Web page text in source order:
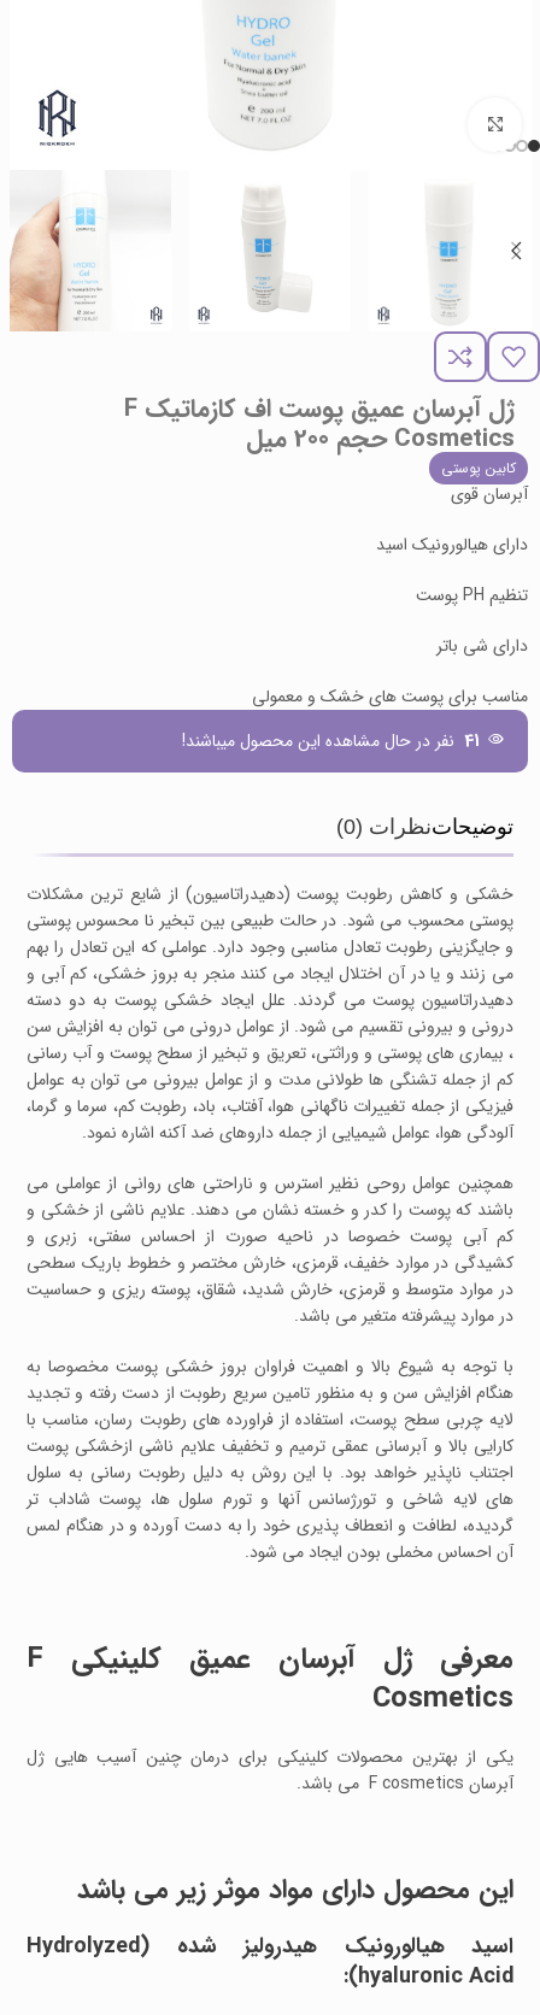
ژل آبرسان عمیق پوست اف کازماتیک F
Cosmetics حجم 200 میل
کابین پوستی
آبرسان قوی
دارای هیالورونیک اسید
تنظیم PH پوست
دارای شی باتر
مناسب برای پوست های خشک و معمولی
41 نفر در حال مشاهده این محصول میباشند!
توضیحاتنظرات (0)
خشکی و کاهش رطوبت پوست (دهیدراتاسیون) از شایع ترین مشکلات
پوستی محسوب می شود. در حالت طبیعی بین تبخیر نا محسوس پوستی
و جایگزینی رطوبت تعادل مناسبی وجود دارد. عواملی که این تعادل را بهم
می زنند و یا در آن اختلال ایجاد می کنند منجر به بروز خشکی، کم آبی و
دهیدراتاسیون پوست می گردند. علل ایجاد خشکی پوست به دو دسته
درونی و بیرونی تقسیم می شود. از عوامل درونی می توان به افزایش سن
، بیماری های پوستی و وراثتی، تعریق و تبخیر از سطح پوست و آب رسانی
کم از جمله تشنگی ها طولانی مدت و از عوامل بیرونی می توان به عوامل
فیزیکی از جمله تغییرات ناگهانی هوا، آفتاب، باد، رطوبت کم، سرما و گرما،
آلودگی هوا، عوامل شیمیایی از جمله داروهای ضد آکنه اشاره نمود.
همچنین عوامل روحی نظیر استرس و ناراحتی های روانی از عواملی می
باشند که پوست را کدر و خسته نشان می دهند. علایم ناشی از خشکی و
کم آبی پوست خصوصا در ناحیه صورت از احساس سفتی، زبری و
کشیدگی در موارد خفیف، قرمزی، خارش مختصر و خطوط باریک سطحی
در موارد متوسط و قرمزی، خارش شدید، شقاق، پوسته ریزی و حساسیت
در موارد پیشرفته متغیر می باشد.
با توجه به شیوع بالا و اهمیت فراوان بروز خشکی پوست مخصوصا به
هنگام افزایش سن و به منظور تامین سریع رطوبت از دست رفته و تجدید
لایه چربی سطح پوست، استفاده از فراورده های رطوبت رسان، مناسب با
کارایی بالا و آبرسانی عمقی ترمیم و تخفیف علایم ناشی ازخشکی پوست
اجتناب ناپذیر خواهد بود. با این روش به دلیل رطوبت رسانی به سلول
های لایه شاخی و تورژسانس آنها و تورم سلول ها، پوست شاداب تر
گردیده، لطافت و انعطاف پذیری خود را به دست آورده و در هنگام لمس
آن احساس مخملی بودن ایجاد می شود.
معرفی ژل آبرسان عمیق کلینیکی F
Cosmetics
یکی از بهترین محصولات کلینیکی برای درمان چنین آسیب هایی ژل
آبرسان F cosmetics می باشد.
این محصول دارای مواد موثر زیر می باشد
اسید هیالورونیک هیدرولیز شده (Hydrolyzed
hyaluronic Acid):